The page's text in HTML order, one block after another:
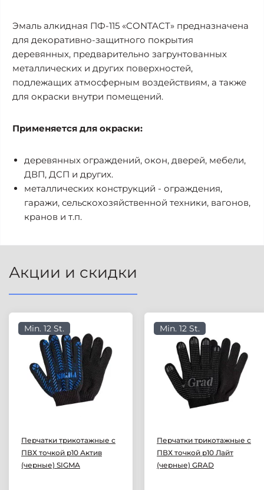
Эмаль алкидная ПФ-115 «CONTACT» предназначена
для декоративно-защитного покрытия
деревянных, предварительно загрунтованных
металлических и других поверхностей,
подлежащих атмосферным воздействиям, а также
для окраски внутри помещений.
Применяется для окраски:
деревянных ограждений, окон, дверей, мебели,
ДВП, ДСП и других.
металлических конструкций - ограждения,
гаражи, сельскохозяйственной техники, вагонов,
кранов и т.п.
Акции и скидки
Min. 12 St.
Перчатки трикотажные с
ПВХ точкой р10 Актив
(черные) SIGMA
Min. 12 St.
Перчатки трикотажные с
ПВХ точкой р10 Лайт
(черные) GRAD